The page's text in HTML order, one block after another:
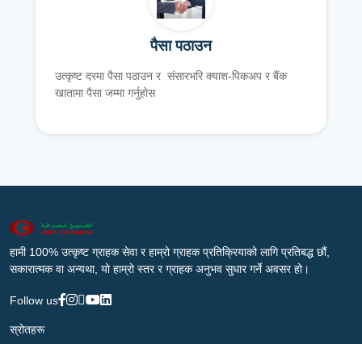
पैसा पठाउन
उत्कृष्ट दरमा पैसा पठाउन र संसारभरि क्याश-पिकअप र बैंक
खातामा पैसा जम्मा गर्नुहोस
हामी 100% उत्कृष्ट ग्राहक सेवा र हाम्रो ग्राहक प्रतिक्रियाको लागि प्रतिबद्ध छौं,
सकारात्मक वा अन्यथा, यो हाम्रो स्तर र ग्राहक अनुभव सुधार गर्ने अवसर हो।
Follow us
स्रोतहरू